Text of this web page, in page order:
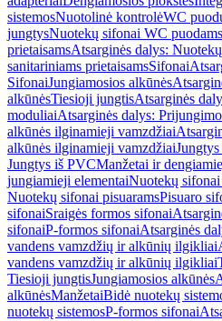
sistemosNuotolinė kontrolėWC
jungtysNuotekų sifonai WC
prietaisamsAtsarginės dalys:
sanitariniams prietaisamsSifonai
SifonaiJungiamosios alkūnės
alkūnėsTiesioji jungtisAtsarginės
moduliaiAtsarginės dalys:
alkūnės ilginamieji vamzdžiai
alkūnės ilginamieji vamzdžiai
Jungtys iš PVCManžetai ir
jungiamieji elementaiNuotekų sifonai
Nuotekų sifonai pisuaramsPisuaro
sifonaiSraigės formos sifonai
sifonaiP-formos sifonaiAtsarginės
vandens vamzdžių ir alkūnių ilgikliai
vandens vamzdžių ir alkūnių ilgikliai
Tiesioji jungtisJungiamosios alkūnės
alkūnėsManžetaiBidė nuotekų
nuotekų sistemosP-formos sifonai